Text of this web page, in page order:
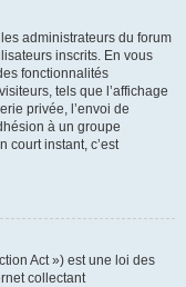
administrateurs du forum
inscrits. En vous
fonctionnalités
tels que l’affichage
privée, l’envoi de
à un groupe
court instant, c’est
Act ») est une loi des
collectant